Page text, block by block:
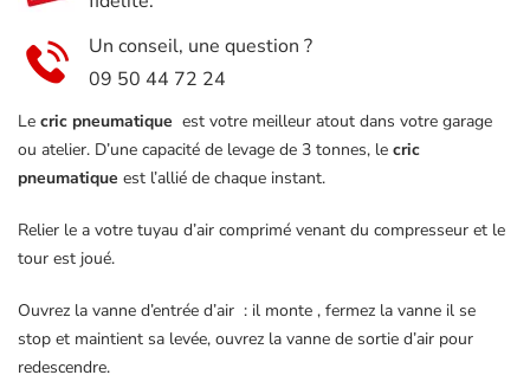
Un conseil, une question ?
09 50 44 72 24
Le cric pneumatique est votre meilleur atout dans votre garage
ou atelier. D’une capacité de levage de 3 tonnes, le cric
pneumatique est l’allié de chaque instant.
Relier le a votre tuyau d’air comprimé venant du compresseur et le
tour est joué.
Ouvrez la vanne d’entrée d’air : il monte , fermez la vanne il se
stop et maintient sa levée, ouvrez la vanne de sortie d’air pour
redescendre.